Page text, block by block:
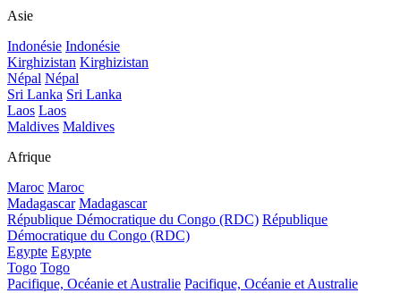
Asie
Indonésie Indonésie
Kirghizistan Kirghizistan
Népal Népal
Sri Lanka Sri Lanka
Laos Laos
Maldives Maldives
Afrique
Maroc Maroc
Madagascar Madagascar
République Démocratique du Congo (RDC) République
Démocratique du Congo (RDC)
Egypte Egypte
Togo Togo
Pacifique, Océanie et Australie Pacifique, Océanie et Australie